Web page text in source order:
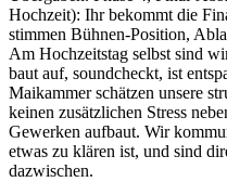
Hochzeit): Ihr bekommt die
stimmen Bühnen-Position,
Am Hochzeitstag selbst sind
baut auf, soundcheckt, ist
Maikammer schätzen unsere
keinen zusätzlichen Stress
Gewerken aufbaut. Wir
etwas zu klären ist, und sind
dazwischen.